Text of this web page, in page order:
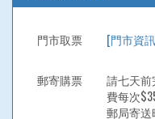
門市取票 [門市資
郵寄購票
請七天
費每次
郵局寄送